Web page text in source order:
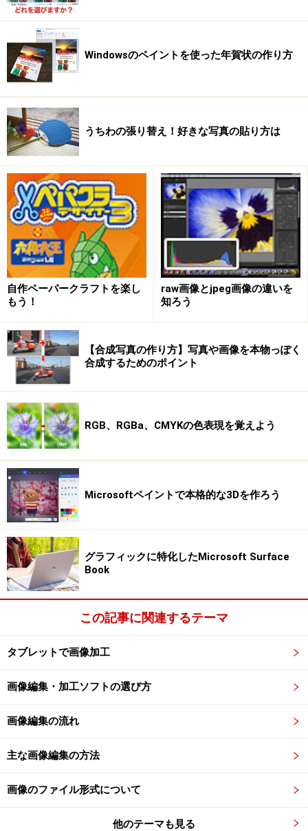
Windowsのペイントを使った年賀状の作り方
うちわの張り替え！好きな写真の貼り方は
自作ペーパークラフトを楽し
もう！
raw画像とjpeg画像の違いを
知ろう
【合成写真の作り方】写真や画像を本物っぽく
合成するためのポイント
RGB、RGBa、CMYKの色表現を覚えよう
Microsoftペイントで本格的な3Dを作ろう
グラフィックに特化したMicrosoft Surface
Book
この記事に関連するテーマ
タブレットで画像加工
画像編集・加工ソフトの選び方
画像編集の流れ
主な画像編集の方法
画像のファイル形式について
他のテーマも見る